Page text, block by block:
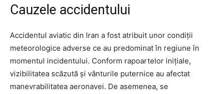
Cauzele accidentului
Accidentul aviatic din Iran a fost atribuit unor condiții
meteorologice adverse ce au predominat în regiune în
momentul incidentului. Conform rapoartelor inițiale,
vizibilitatea scăzută și vânturile puternice au afectat
manevrabilitatea aeronavei. De asemenea, se